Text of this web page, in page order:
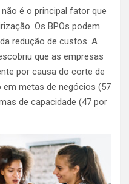
é o principal fator que
Os BPOs podem
redução de custos. A
que as empresas
por causa do corte de
metas de negócios (57
de capacidade (47 por